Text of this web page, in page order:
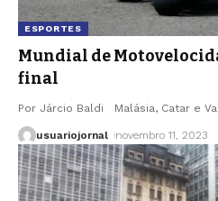
ESPORTES
Mundial de
final
Por Járcio Baldi Malásia, Catar e
usuariojornal novembro 11, 2023